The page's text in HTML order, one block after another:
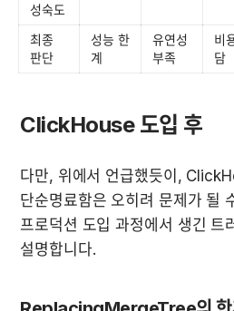
성숙도
최종
판단
성능 한
계
유연성
부족
비
담
ClickHouse 도입 후
다만, 위에서 언급했듯이,
단순명료함은 오히려 문제가 될
프로덕션 도입 과정에서 생긴 트
설명합니다.